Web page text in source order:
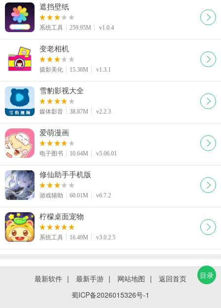
遮挡壁纸
系统工具 259.95M v1.0.4
变老相机
摄影美化 15.38M v1.3.1
雪豹影视大全
媒体影音 38.87M v2.2.3
爱萌漫画
电子图书 10.64M v5.06.01
修仙助手手机版
游戏辅助 60.01M v6.7.2
柠檬桌面宠物
系统工具 16.49M v3.0.2.5
最新软件 | 最新手游 | 网站地图 |
返回首页
蜀ICP备2026015326号-1
目录